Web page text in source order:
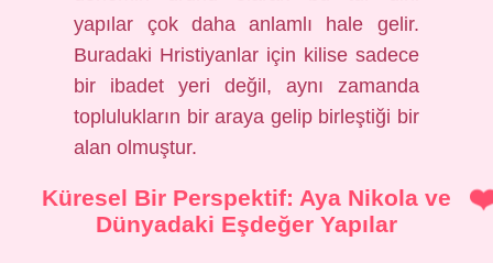
yapılar çok daha anlamlı hale gelir.
Buradaki Hristiyanlar için kilise sadece
bir ibadet yeri değil, aynı zamanda
toplulukların bir araya gelip birleştiği bir
alan olmuştur.
Küresel Bir Perspektif: Aya Nikola ve
Dünyadaki Eşdeğer Yapılar